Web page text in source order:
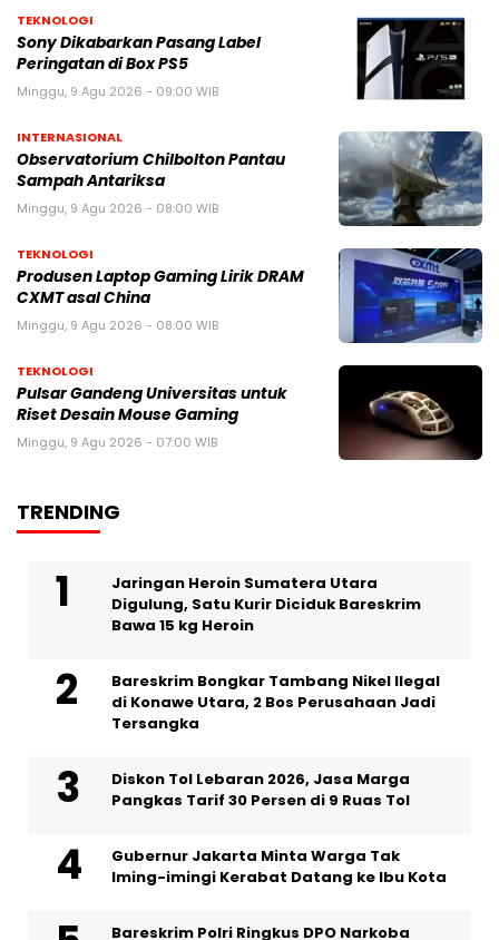
TEKNOLOGI
Sony Dikabarkan Pasang Label
Peringatan di Box PS5
Minggu, 9 Agu 2026 - 09:00 WIB
INTERNASIONAL
Observatorium Chilbolton Pantau
Sampah Antariksa
Minggu, 9 Agu 2026 - 08:00 WIB
TEKNOLOGI
Produsen Laptop Gaming Lirik DRAM
CXMT asal China
Minggu, 9 Agu 2026 - 08:00 WIB
TEKNOLOGI
Pulsar Gandeng Universitas untuk
Riset Desain Mouse Gaming
Minggu, 9 Agu 2026 - 07:00 WIB
TRENDING
Jaringan Heroin Sumatera Utara
Digulung, Satu Kurir Diciduk Bareskrim
Bawa 15 kg Heroin
Bareskrim Bongkar Tambang Nikel Ilegal
di Konawe Utara, 2 Bos Perusahaan Jadi
Tersangka
Diskon Tol Lebaran 2026, Jasa Marga
Pangkas Tarif 30 Persen di 9 Ruas Tol
Gubernur Jakarta Minta Warga Tak
Iming-imingi Kerabat Datang ke Ibu Kota
Bareskrim Polri Ringkus DPO Narkoba